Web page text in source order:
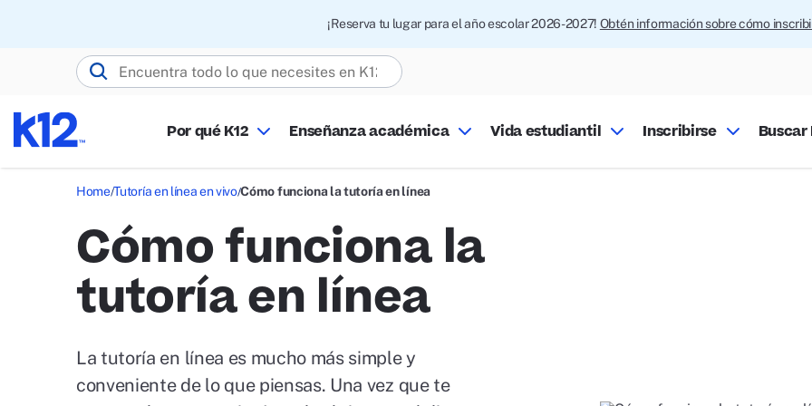
¡Reserva tu lugar para el año escolar 2026-2027! Obtén información sobre cómo
Buscar K12.com
Por qué K12 Enseñanza académica Vida estudiantil Inscribirse Buscar
Home Tutoría en línea en vivo Cómo funciona la tutoría en línea
Cómo funciona la
tutoría en línea
La tutoría en línea es mucho más simple y
conveniente de lo que piensas. Una vez que te